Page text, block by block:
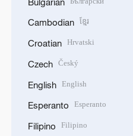
Cambodian ខ្មែរ
Croatian Hrvatski
Czech Český
English English
Esperanto Esperanto
Filipino Filipino